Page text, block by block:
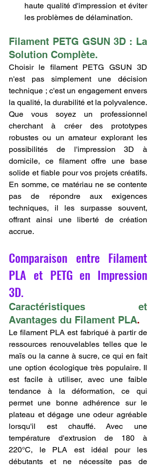
haute qualité d'impression et éviter
les problèmes de délamination.
Filament PETG GSUN 3D : La
Solution Complète.
Choisir le filament PETG GSUN 3D
n'est pas simplement une décision
technique ; c'est un engagement envers
la qualité, la durabilité et la polyvalence.
Que vous soyez un professionnel
cherchant à créer des prototypes
robustes ou un amateur explorant les
possibilités de l'impression 3D à
domicile, ce filament offre une base
solide et fiable pour vos projets créatifs.
En somme, ce matériau ne se contente
pas de répondre aux exigences
techniques, il les surpasse souvent,
offrant ainsi une liberté de création
accrue.
Comparaison entre Filament
PLA et PETG en Impression
3D.
Caractéristiques et
Avantages du Filament PLA.
Le filament PLA est fabriqué à partir de
ressources renouvelables telles que le
maïs ou la canne à sucre, ce qui en fait
une option écologique très populaire. Il
est facile à utiliser, avec une faible
tendance à la déformation, ce qui
permet une bonne adhérence sur le
plateau et dégage une odeur agréable
lorsqu'il est chauffé. Avec une
température d'extrusion de 180 à
220°C, le PLA est idéal pour les
débutants et ne nécessite pas de